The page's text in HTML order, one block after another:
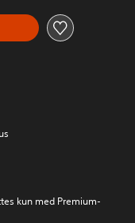
kun med Premium-